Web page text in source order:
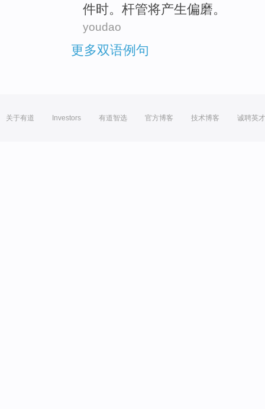
件时。 杆管将产生偏磨。
youdao
更多双语例句
关于有道 Investors 有道智选 官方博客 技术博客 诚聘英才